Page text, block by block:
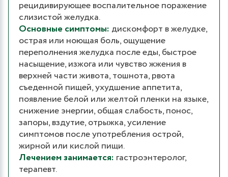
рецидивирующее воспалительное поражение
слизистой желудка.
Основные симптомы: дискомфорт в желудке,
острая или ноющая боль, ощущение
переполнения желудка после еды, быстрое
насыщение, изжога или чувство жжения в
верхней части живота, тошнота, рвота
съеденной пищей, ухудшение аппетита,
появление белой или желтой пленки на языке,
снижение энергии, общая слабость, понос,
запоры, вздутие, отрыжка, усиление
симптомов после употребления острой,
жирной или кислой пищи.
Лечением занимается: гастроэнтеролог,
терапевт.